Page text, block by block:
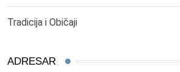
Tradicija i Običaji
ADRESAR